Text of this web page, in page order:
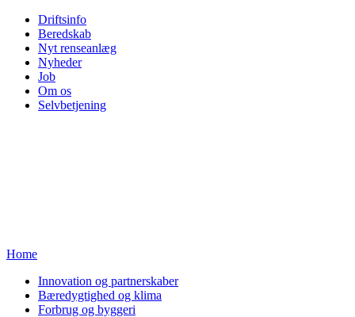
Driftsinfo
Beredskab
Nyt renseanlæg
Nyheder
Job
Om os
Selvbetjening
Home
Innovation og partnerskaber
Bæredygtighed og klima
Forbrug og byggeri